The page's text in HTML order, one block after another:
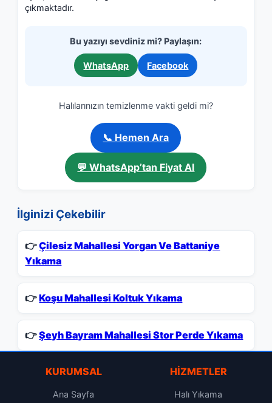
çıkmaktadır.
Bu yazıyı sevdiniz mi? Paylaşın:
WhatsApp Facebook
Halılarınızın temizlenme vakti geldi mi?
📞 Hemen Ara
💬 WhatsApp’tan Fiyat Al
İlginizi Çekebilir
👉Çilesiz Mahallesi Yorgan Ve Battaniye
Yıkama
👉Koşu Mahallesi Koltuk Yıkama
👉Şeyh Bayram Mahallesi Stor Perde Yıkama
KURUMSAL
Ana Sayfa
HIZMETLER
Halı Yıkama